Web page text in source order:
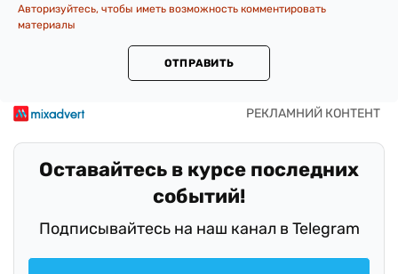
Авторизуйтесь, чтобы иметь возможность комментировать
материалы
ОТПРАВИТЬ
Оставайтесь в курсе последних
событий!
Подписывайтесь на наш канал в Telegram